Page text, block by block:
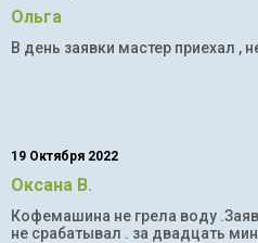
Ольга
В день заявки мастер приехал ,
19 Октября 2022
Оксана В.
Кофемашина не грела воду
не срабатывал . за двадцать